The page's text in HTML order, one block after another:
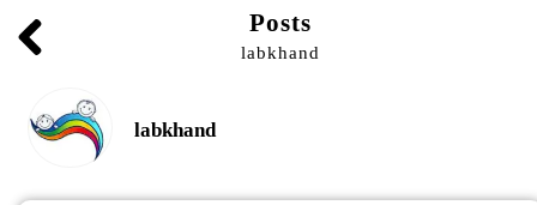
Posts
labkhand
labkhand